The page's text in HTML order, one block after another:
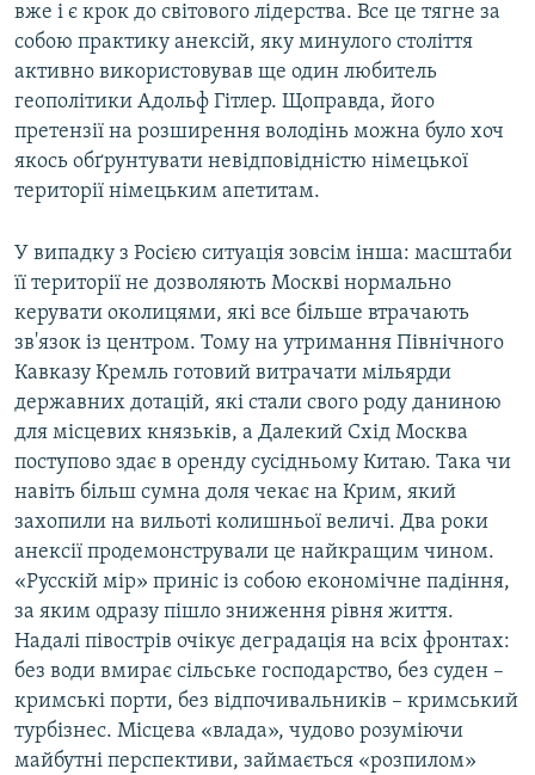
вже і є крок до світового лідерства. Все це тягне за
собою практику анексій, яку минулого століття
активно використовував ще один любитель
геополітики Адольф Гітлер. Щоправда, його
претензії на розширення володінь можна було хоч
якось обґрунтувати невідповідністю німецької
території німецьким апетитам.
У випадку з Росією ситуація зовсім інша: масштаби
її території не дозволяють Москві нормально
керувати околицями, які все більше втрачають
зв'язок із центром. Тому на утримання Північного
Кавказу Кремль готовий витрачати мільярди
державних дотацій, які стали свого роду даниною
для місцевих князьків, а Далекий Схід Москва
поступово здає в оренду сусідньому Китаю. Така чи
навіть більш сумна доля чекає на Крим, який
захопили на вильоті колишньої величі. Два роки
анексії продемонстрували це найкращим чином.
«Русскій мір» приніс із собою економічне падіння,
за яким одразу пішло зниження рівня життя.
Надалі півострів очікує деградація на всіх фронтах:
без води вмирає сільське господарство, без суден –
кримські порти, без відпочивальників – кримський
турбізнес. Місцева «влада», чудово розуміючи
майбутні перспективи, займається «розпилом»